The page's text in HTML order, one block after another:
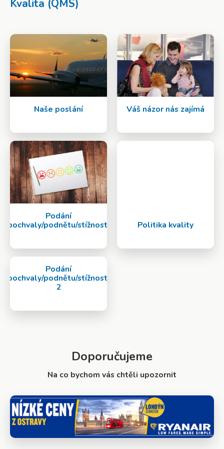
Kvalita (QMS)
Naše poslání Váš názor nás zajímá
Podání
pochvaly/podnětu/stížnosti
Politika kvality
Podání
pochvaly/podnětu/stížnosti
2
Doporučujeme
Na co bychom vás chtěli upozornit